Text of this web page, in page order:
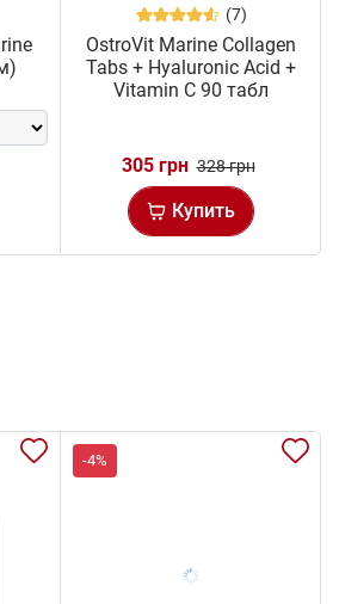
(7)
OstroVit Marine Collagen
Tabs + Hyaluronic Acid +
Vitamin C 90 табл
305 грн 328 грн
Купить
-4%